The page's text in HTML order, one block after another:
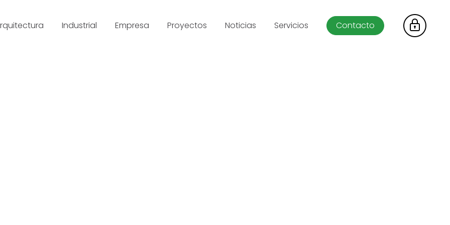
Industrial Empresa Proyectos Noticias Servicios Contacto